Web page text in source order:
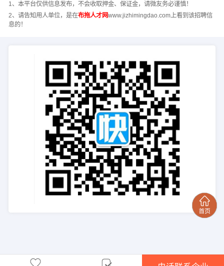
1、本平台仅供信息发布，不会收取押金、保证金，请微友务必谨慎！
2、请告知用人单位，是在布拖人才网www.jizhimingdao.com上看到该招聘信
息的！